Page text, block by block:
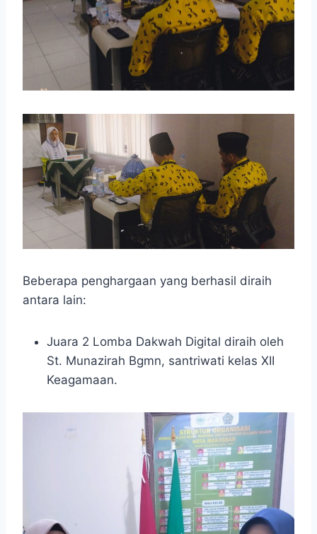
Beberapa penghargaan yang berhasil diraih
antara lain:
Juara 2 Lomba Dakwah Digital diraih oleh
St. Munazirah Bgmn, santriwati kelas XII
Keagamaan.